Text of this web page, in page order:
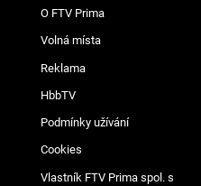
O FTV Prima
Volná místa
Reklama
HbbTV
Podmínky užívání
Cookies
Vlastník FTV Prima spol. s